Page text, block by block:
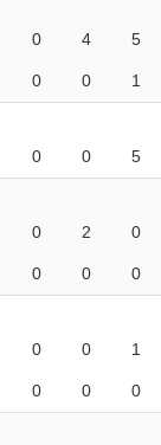
0 4 5
0 0 1
0 0 5
0 2 0
0 0 0
0 0 1
0 0 0